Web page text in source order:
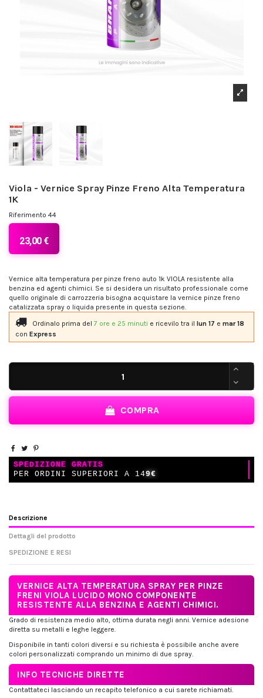
Viola - Vernice Spray Pinze Freno Alta Temperatura
1K
Riferimento 44
23,00 €
Vernice alta temperatura per pinze freno auto 1k VIOLA resistente alla
benzina ed agenti chimici. Se si desidera un risultato professionale come
quello originale di carrozzeria bisogna acquistare la vernice pinze freno
catalizzata spray o liquida presente in questa sezione.
Ordinalo prima del 7 ore e 25 minuti e ricevilo tra il lun 17 e mar 18
con Express
COMPRA
SPEDIZIONE GRATIS
PER ORDINI SUPERIORI A 149€
Descrizione
Dettagli del prodotto
SPEDIZIONE E RESI
VERNICE ALTA TEMPERATURA SPRAY PER PINZE
FRENI VIOLA LUCIDO MONO COMPONENTE
RESISTENTE ALLA BENZINA E AGENTI CHIMICI.
Grado di resistenza medio alto, ottima durata negli anni. Vernice adesione
diretta su metalli e leghe leggere.
Disponibile in tanti colori diversi e su richiesta è possibile anche avere
colori personalizzati comprando un minimo di due spray.
INFO TECNICHE DIRETTE
Contattateci lasciando un recapito telefonico a cui sarete richiamati.